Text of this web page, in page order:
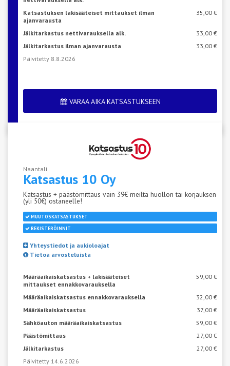
Katsastuksen lakisääteiset mittaukset ilman
ajanvarausta
35,00 €
Jälkitarkastus nettivarauksella alk.
33,00 €
Jälkitarkastus ilman ajanvarausta
33,00 €
Päivitetty 8.8.2026
VARAA AIKA KATSASTUKSEEN
Naantali
Katsastus 10 Oy
Katsastus + päästömittaus vain 39€ meiltä huollon tai korjauksen
(yli 50€) ostaneelle!
MUUTOSKATSASTUKSET
REKISTERÖINNIT
Yhteystiedot ja aukioloajat
Tietoa arvosteluista
Määräaikaiskatsastus + lakisääteiset
mittaukset ennakkovarauksella
59,00 €
Määräaikaiskatsastus ennakkovarauksella
32,00 €
Määräaikaiskatsastus
37,00 €
Sähköauton määräaikaiskatsastus
59,00 €
Päästömittaus
27,00 €
Jälkitarkastus
27,00 €
Päivitetty 14.6.2026